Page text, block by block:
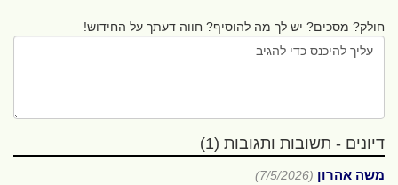
חולק? מסכים? יש לך מה להוסיף? חווה דעתך על החידוש!
דיונים - תשובות ותגובות (1)
משה אהרון (7/5/2026)